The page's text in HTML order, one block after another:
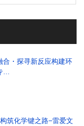
合・探寻新反应构建环
…
筑化学键之路−雷爱文